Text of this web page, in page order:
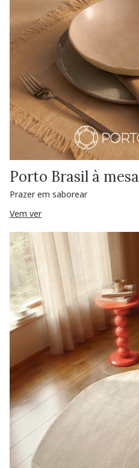
Porto Brasil à mesa
Prazer em saborear
Vem ver